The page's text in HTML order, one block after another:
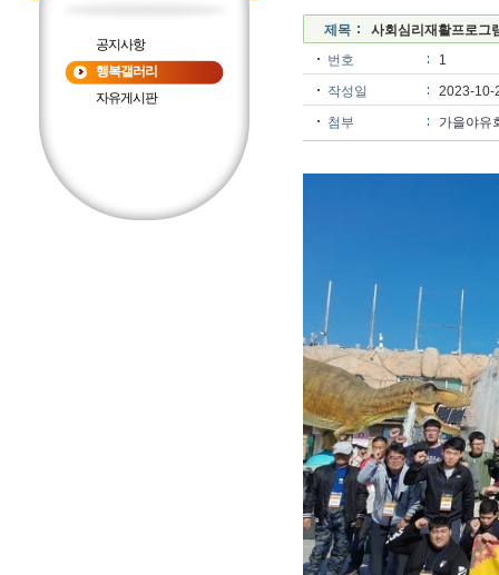
공지사항
행복갤러리
자유게시판
제목
사회심리재활프로그
번호
1
작성일
2023-10-
첨부
가을야유